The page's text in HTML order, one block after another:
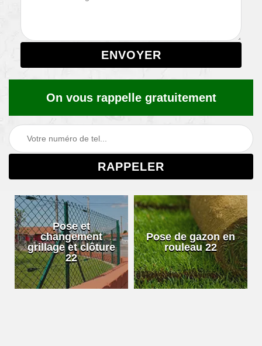
On vous rappelle gratuitement
Pose et
changement
grillage et clôture
22
Pose de gazon en
rouleau 22